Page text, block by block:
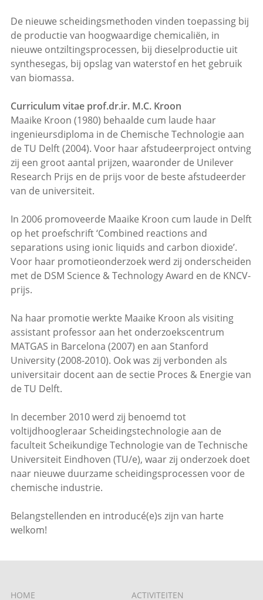
De nieuwe scheidingsmethoden vinden toepassing bij
de productie van hoogwaardige chemicaliën, in
nieuwe ontziltingsprocessen, bij dieselproductie uit
synthesegas, bij opslag van waterstof en het gebruik
van biomassa.
Curriculum vitae prof.dr.ir. M.C. Kroon
Maaike Kroon (1980) behaalde cum laude haar
ingenieursdiploma in de Chemische Technologie aan
de TU Delft (2004). Voor haar afstudeerproject ontving
zij een groot aantal prijzen, waaronder de Unilever
Research Prijs en de prijs voor de beste afstudeerder
van de universiteit.
In 2006 promoveerde Maaike Kroon cum laude in Delft
op het proefschrift ‘Combined reactions and
separations using ionic liquids and carbon dioxide’.
Voor haar promotieonderzoek werd zij onderscheiden
met de DSM Science & Technology Award en de KNCV-
prijs.
Na haar promotie werkte Maaike Kroon als visiting
assistant professor aan het onderzoekscentrum
MATGAS in Barcelona (2007) en aan Stanford
University (2008-2010). Ook was zij verbonden als
universitair docent aan de sectie Proces & Energie van
de TU Delft.
In december 2010 werd zij benoemd tot
voltijdhoogleraar Scheidingstechnologie aan de
faculteit Scheikundige Technologie van de Technische
Universiteit Eindhoven (TU/e), waar zij onderzoek doet
naar nieuwe duurzame scheidingsprocessen voor de
chemische industrie.
Belangstellenden en introducé(e)s zijn van harte
welkom!
HOME ACTIVITEITEN